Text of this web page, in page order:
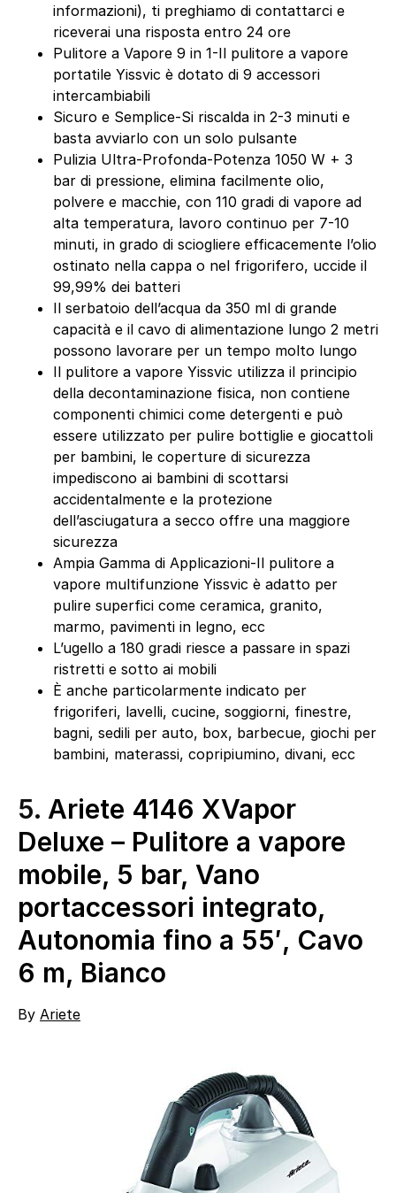
informazioni), ti preghiamo di contattarci e
riceverai una risposta entro 24 ore
Pulitore a Vapore 9 in 1-Il pulitore a vapore
portatile Yissvic è dotato di 9 accessori
intercambiabili
Sicuro e Semplice-Si riscalda in 2-3 minuti e
basta avviarlo con un solo pulsante
Pulizia Ultra-Profonda-Potenza 1050 W + 3
bar di pressione, elimina facilmente olio,
polvere e macchie, con 110 gradi di vapore ad
alta temperatura, lavoro continuo per 7-10
minuti, in grado di sciogliere efficacemente l’olio
ostinato nella cappa o nel frigorifero, uccide il
99,99% dei batteri
Il serbatoio dell’acqua da 350 ml di grande
capacità e il cavo di alimentazione lungo 2 metri
possono lavorare per un tempo molto lungo
Il pulitore a vapore Yissvic utilizza il principio
della decontaminazione fisica, non contiene
componenti chimici come detergenti e può
essere utilizzato per pulire bottiglie e giocattoli
per bambini, le coperture di sicurezza
impediscono ai bambini di scottarsi
accidentalmente e la protezione
dell’asciugatura a secco offre una maggiore
sicurezza
Ampia Gamma di Applicazioni-Il pulitore a
vapore multifunzione Yissvic è adatto per
pulire superfici come ceramica, granito,
marmo, pavimenti in legno, ecc
L’ugello a 180 gradi riesce a passare in spazi
ristretti e sotto ai mobili
È anche particolarmente indicato per
frigoriferi, lavelli, cucine, soggiorni, finestre,
bagni, sedili per auto, box, barbecue, giochi per
bambini, materassi, copripiumino, divani, ecc
5. Ariete 4146 XVapor
Deluxe – Pulitore a vapore
mobile, 5 bar, Vano
portaccessori integrato,
Autonomia fino a 55′, Cavo
6 m, Bianco
By Ariete